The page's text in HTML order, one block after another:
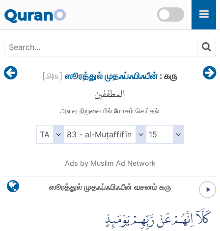
QuranO
[௮௩] ஸூரத்துல் முதஃப்ஃபிஃபீன்: ௧௫
المطففين
அளவு நிறுவையில் மோசம் செய்தல்
Ads by Muslim Ad Network
ஸூரத்துல் முதஃப்ஃபிஃபீன் வசனம் ௧௫
كَلَّآ اِنَّهُمْ عَنْ رَّبِّهِمْ يَوْمَىِٕذٍ